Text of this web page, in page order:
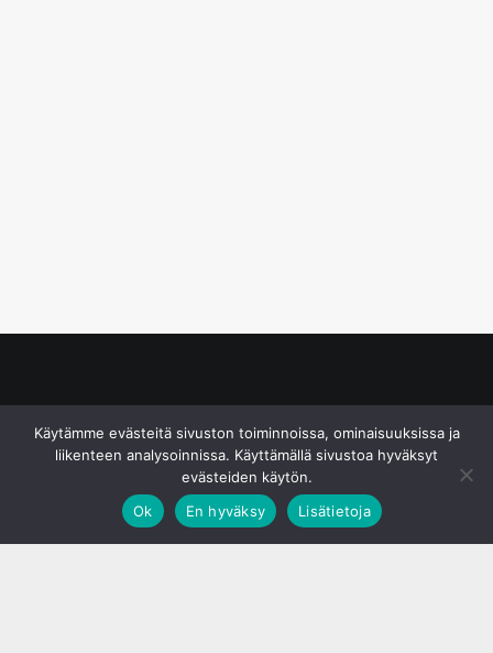
Käytämme evästeitä sivuston toiminnoissa, ominaisuuksissa ja
liikenteen analysoinnissa. Käyttämällä sivustoa hyväksyt
evästeiden käytön.
Ok
En hyväksy Lisätietoja